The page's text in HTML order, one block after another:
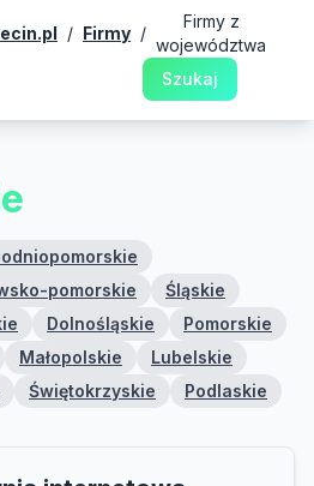
/ Firmy /
Firmy z
województwa
Szukaj
pomorskie
Śląskie
Dolnośląskie
Pomorskie
Małopolskie
Lubelskie
Świętokrzyskie Podlaskie